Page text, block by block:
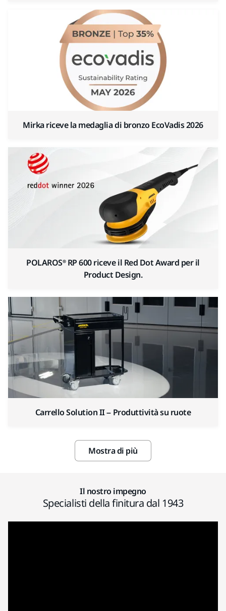
Mirka riceve la medaglia di bronzo EcoVadis 2026
POLAROS® RP 600 riceve il Red Dot Award per il
Product Design.
Carrello Solution II – Produttività su ruote
Mostra di più
Il nostro impegno
Specialisti della finitura dal 1943